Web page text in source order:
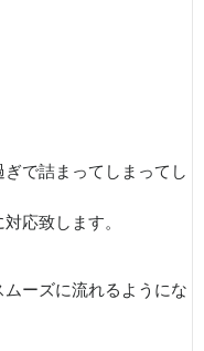
で詰まってしまってし
応致します。
ーズに流れるようにな